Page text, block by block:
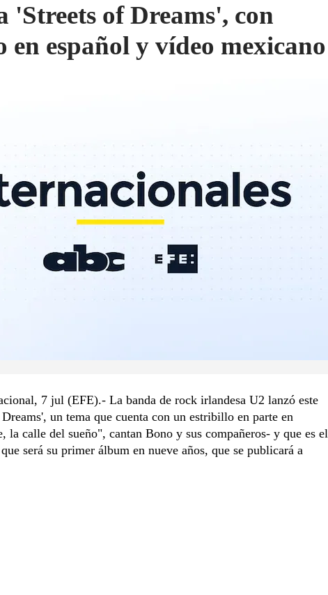
'Streets of Dreams', con
en español y vídeo mexicano
7 jul (EFE).- La banda de rock irlandesa U2 lanzó este
un tema que cuenta con un estribillo en parte en
la calle del sueño", cantan Bono y sus compañeros- y que es el
será su primer álbum en nueve años, que se publicará a